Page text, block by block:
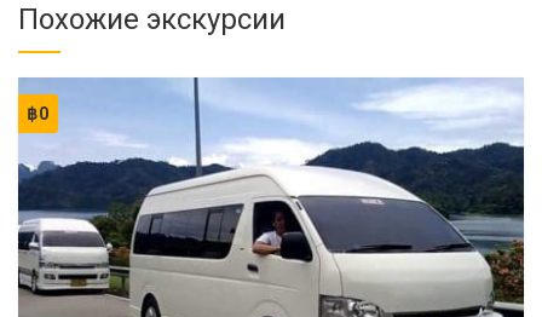
Похожие экскурсии
฿0